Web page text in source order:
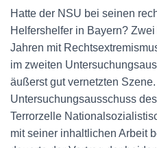
Hatte der NSU bei seinen
Helfershelfer in Bayern?
Jahren mit
im zweiten
äußerst gut vernetzten
Untersuchungsausschuss
Terrorzelle
mit seiner inhaltlichen Arbeit